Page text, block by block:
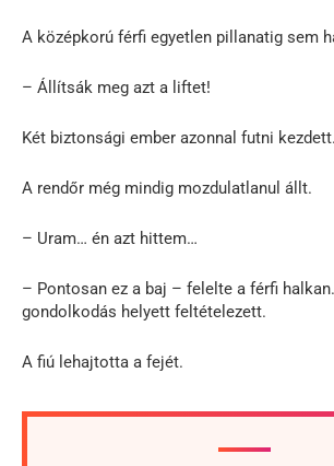
A középkorú férfi egyetlen pillanatig sem
– Állítsák meg azt a liftet!
Két biztonsági ember azonnal futni kezdett.
A rendőr még mindig mozdulatlanul állt.
– Uram… én azt hittem…
– Pontosan ez a baj – felelte a férfi
gondolkodás helyett feltételezett.
A fiú lehajtotta a fejét.